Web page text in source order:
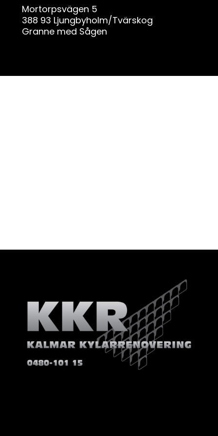
r
f
ä
t
Mortorpsvägen 5
388 93 Ljungbyholm/Tvärskog
Granne med Sågen